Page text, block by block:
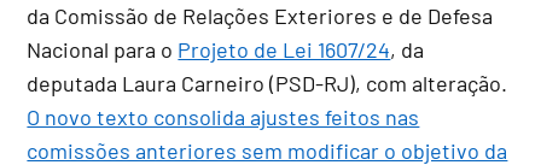
da Comissão de Relações Exteriores e de Defesa
Nacional para o Projeto de Lei 1607/24, da
deputada Laura Carneiro (PSD-RJ), com alteração.
O novo texto consolida ajustes feitos nas
comissões anteriores sem modificar o objetivo da